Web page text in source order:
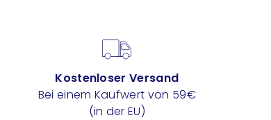
Kostenloser Versand
Bei einem Kaufwert von 59€
(in der EU)